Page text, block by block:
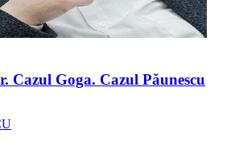
Cazul Goga. Cazul Păunescu